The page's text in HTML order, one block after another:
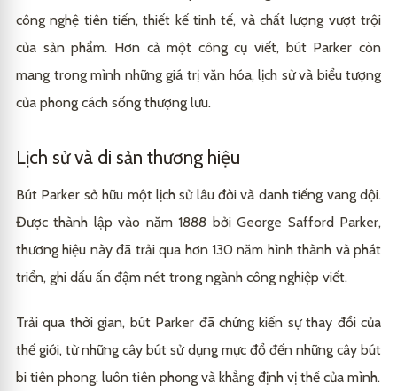
công nghệ tiên tiến, thiết kế tinh tế, và chất lượng vượt trội
của sản phẩm. Hơn cả một công cụ viết, bút Parker còn
mang trong mình những giá trị văn hóa, lịch sử và biểu tượng
của phong cách sống thượng lưu.
Lịch sử và di sản thương hiệu
Bút Parker sở hữu một lịch sử lâu đời và danh tiếng vang dội.
Được thành lập vào năm 1888 bởi George Safford Parker,
thương hiệu này đã trải qua hơn 130 năm hình thành và phát
triển, ghi dấu ấn đậm nét trong ngành công nghiệp viết.
Trải qua thời gian, bút Parker đã chứng kiến sự thay đổi của
thế giới, từ những cây bút sử dụng mực đổ đến những cây bút
bi tiên phong, luôn tiên phong và khẳng định vị thế của mình.